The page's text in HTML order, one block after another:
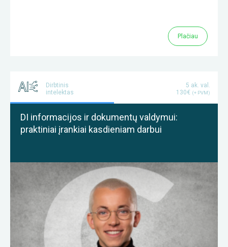
Plačiau
Dirbtinis
intelektas
5 ak. val.
130€ (+ PVM)
DI informacijos ir dokumentų valdymui:
praktiniai įrankiai kasdieniam darbui